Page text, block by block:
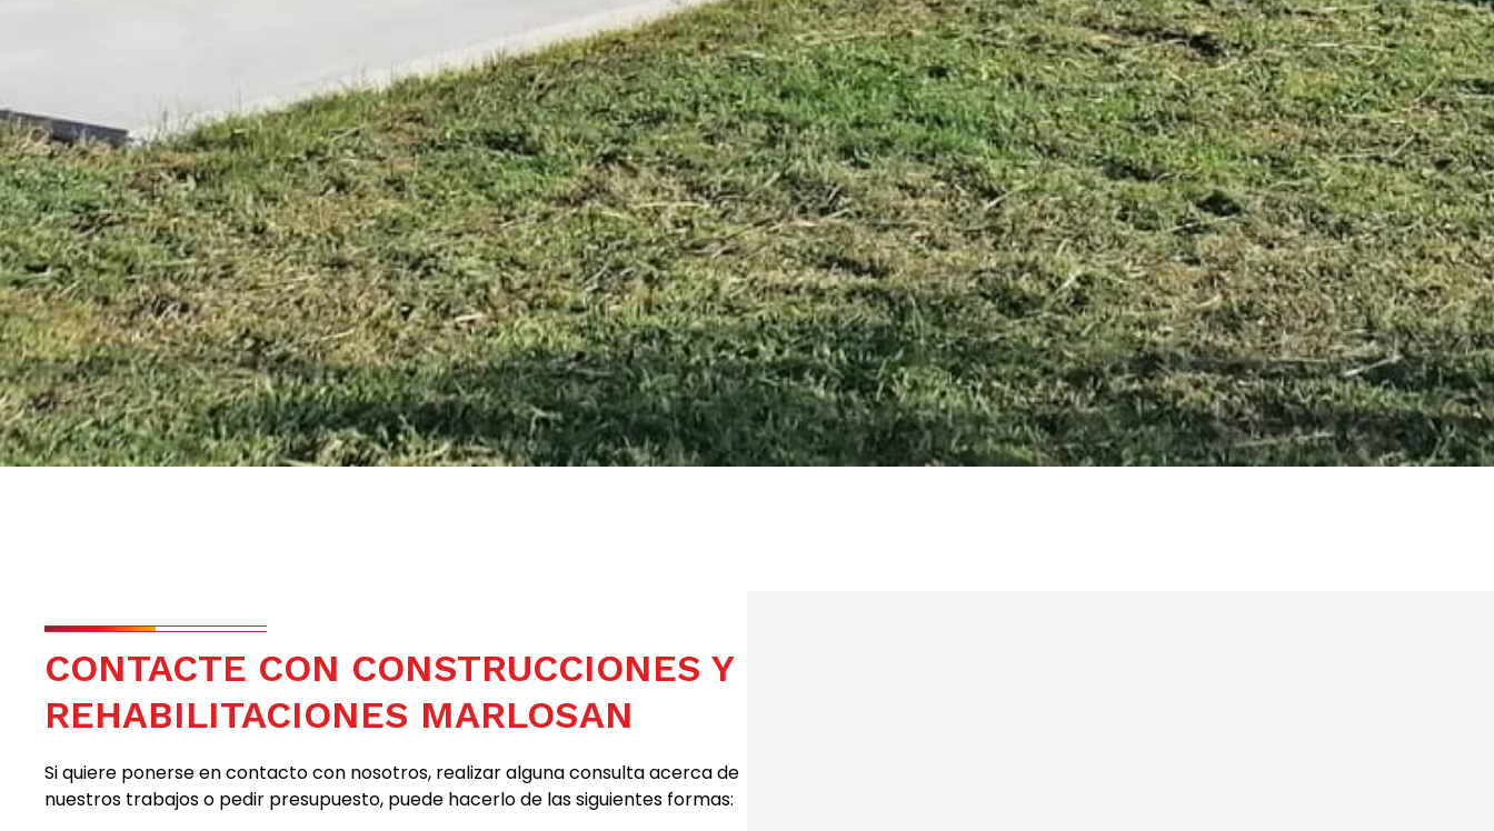
CONTACTE CON CONSTRUCCIONES Y
REHABILITACIONES MARLOSAN
Si quiere ponerse en contacto con nosotros, realizar alguna consulta acerca de
nuestros trabajos o pedir presupuesto, puede hacerlo de las siguientes formas: